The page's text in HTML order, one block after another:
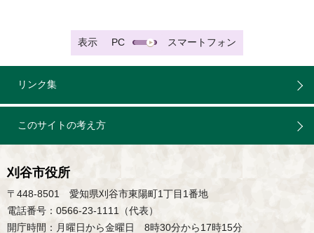
表示 PC スマートフォン
リンク集
このサイトの考え方
刈谷市役所
〒448-8501 愛知県刈谷市東陽町1丁目1番地
電話番号：0566-23-1111（代表）
開庁時間：月曜日から金曜日 8時30分から17時15分